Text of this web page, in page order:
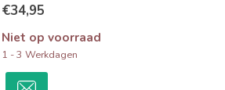
€34,95
Niet op voorraad
1 - 3 Werkdagen